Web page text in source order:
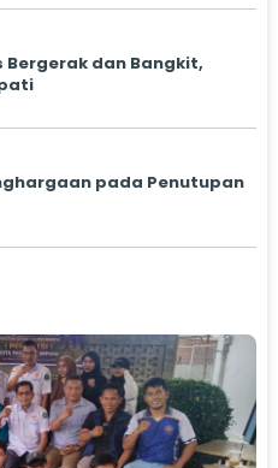
Bergerak dan Bangkit,
pada Penutupan